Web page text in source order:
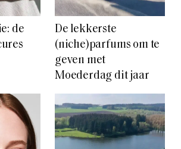
de
De lekkerste
(niche)parfums om te
geven met
Moederdag dit jaar